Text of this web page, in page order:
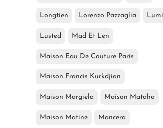
Longtien Lorenzo Pazzaglia Lumi
Lusted Mad Et Len
Maison Eau De Couture Paris
Maison Francis Kurkdjian
Maison Margiela Maison Mataha
Maison Matine Mancera